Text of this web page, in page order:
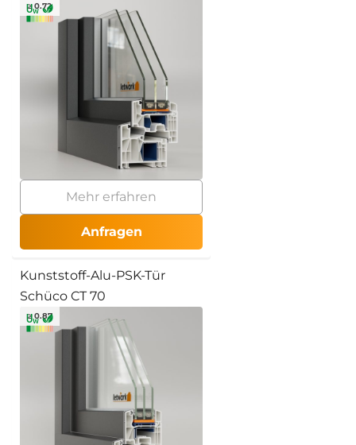
≥ 0.72
Mehr erfahren
Anfragen
Kunststoff-Alu-PSK-Tür
Schüco CT 70
≥ 0.87